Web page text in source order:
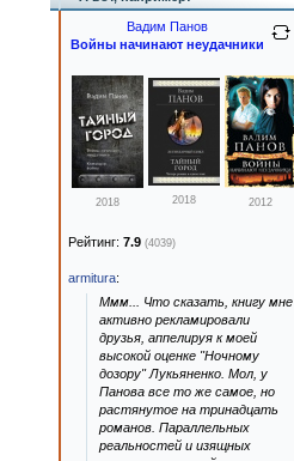
Вадим Панов
Войны начинают неудачники
2018 2018 2012
Рейтинг: 7.9 (4039)
armitura:
Ммм... Что сказать, книгу мне
активно рекламировали
друзья, аппелируя к моей
высокой оценке "Ночному
дозору" Лукьяненко. Мол, у
Панова все то же самое, но
растянутое на тринадцать
романов. Параллельных
реальностей и изящных